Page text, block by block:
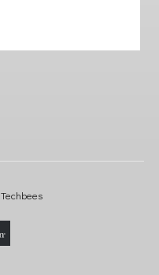
Techbees